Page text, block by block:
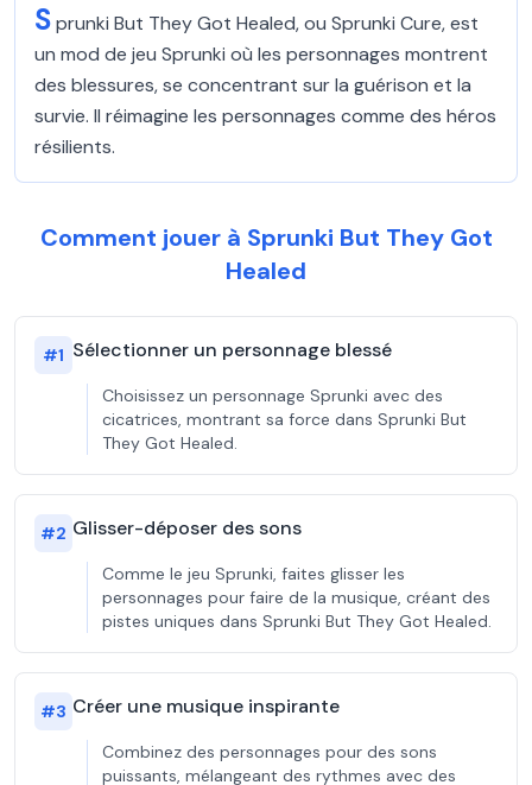
Sprunki But They Got Healed, ou Sprunki Cure, est
un mod de jeu Sprunki où les personnages montrent
des blessures, se concentrant sur la guérison et la
survie. Il réimagine les personnages comme des héros
résilients.
Comment jouer à Sprunki But They Got
Healed
#1 Sélectionner un personnage blessé
Choisissez un personnage Sprunki avec des
cicatrices, montrant sa force dans Sprunki But
They Got Healed.
#2 Glisser-déposer des sons
Comme le jeu Sprunki, faites glisser les
personnages pour faire de la musique, créant des
pistes uniques dans Sprunki But They Got Healed.
#3 Créer une musique inspirante
Combinez des personnages pour des sons
puissants, mélangeant des rythmes avec des